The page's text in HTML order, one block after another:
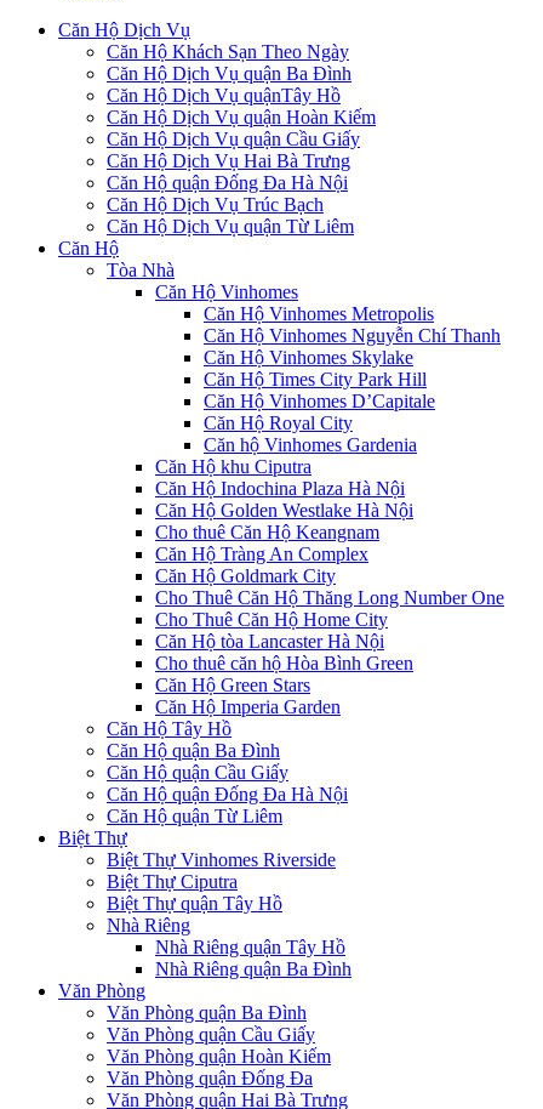
Căn Hộ Dịch Vụ
Căn Hộ Khách Sạn Theo Ngày
Căn Hộ Dịch Vụ quận Ba Đình
Căn Hộ Dịch Vụ quậnTây Hồ
Căn Hộ Dịch Vụ quận Hoàn Kiếm
Căn Hộ Dịch Vụ quận Cầu Giấy
Căn Hộ Dịch Vụ Hai Bà Trưng
Căn Hộ quận Đống Đa Hà Nội
Căn Hộ Dịch Vụ Trúc Bạch
Căn Hộ Dịch Vụ quận Từ Liêm
Căn Hộ
Tòa Nhà
Căn Hộ Vinhomes
Căn Hộ Vinhomes Metropolis
Căn Hộ Vinhomes Nguyễn Chí Thanh
Căn Hộ Vinhomes Skylake
Căn Hộ Times City Park Hill
Căn Hộ Vinhomes D’Capitale
Căn Hộ Royal City
Căn hộ Vinhomes Gardenia
Căn Hộ khu Ciputra
Căn Hộ Indochina Plaza Hà Nội
Căn Hộ Golden Westlake Hà Nội
Cho thuê Căn Hộ Keangnam
Căn Hộ Tràng An Complex
Căn Hộ Goldmark City
Cho Thuê Căn Hộ Thăng Long Number One
Cho Thuê Căn Hộ Home City
Căn Hộ tòa Lancaster Hà Nội
Cho thuê căn hộ Hòa Bình Green
Căn Hộ Green Stars
Căn Hộ Imperia Garden
Căn Hộ Tây Hồ
Căn Hộ quận Ba Đình
Căn Hộ quận Cầu Giấy
Căn Hộ quận Đống Đa Hà Nội
Căn Hộ quận Từ Liêm
Biệt Thự
Biệt Thự Vinhomes Riverside
Biệt Thự Ciputra
Biệt Thự quận Tây Hồ
Nhà Riêng
Nhà Riêng quận Tây Hồ
Nhà Riêng quận Ba Đình
Văn Phòng
Văn Phòng quận Ba Đình
Văn Phòng quận Cầu Giấy
Văn Phòng quận Hoàn Kiếm
Văn Phòng quận Đống Đa
Văn Phòng quận Hai Bà Trưng